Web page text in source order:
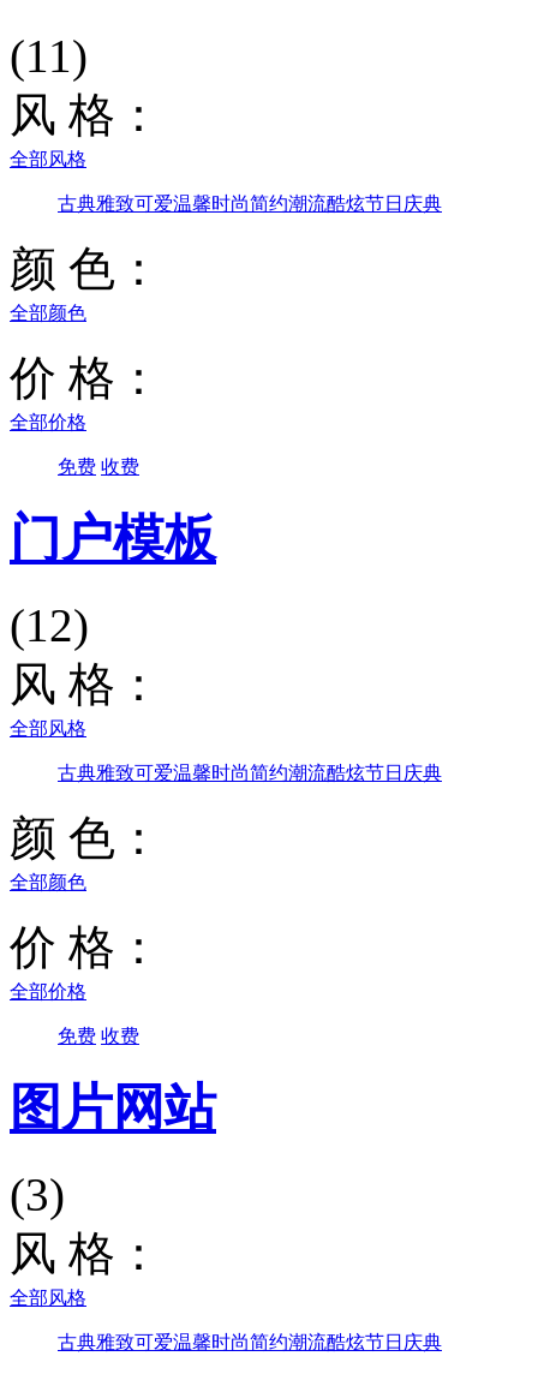
(11)
风 格：
全部风格
古典雅致可爱温馨时尚简约潮流酷炫节日庆典
颜 色：
全部颜色
价 格：
全部价格
免费 收费
门户模板
(12)
风 格：
全部风格
古典雅致可爱温馨时尚简约潮流酷炫节日庆典
颜 色：
全部颜色
价 格：
全部价格
免费 收费
图片网站
(3)
风 格：
全部风格
古典雅致可爱温馨时尚简约潮流酷炫节日庆典